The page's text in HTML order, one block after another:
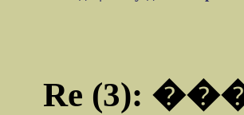
Re (3):